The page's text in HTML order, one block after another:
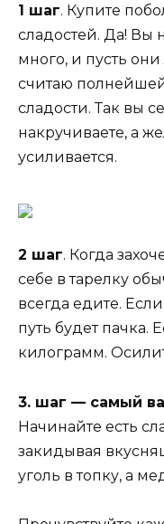
1 шаг. Купите
сладостей. Да! Вы
много, и пусть
считаю полнейшей
сладости. Так вы
накручиваете, а
усиливается.
2 шаг. Когда
себе в тарелку
всегда едите.
путь будет пачка.
килограмм.
3. шаг — самый
Начинайте есть
закидывая
уголь в топку, а